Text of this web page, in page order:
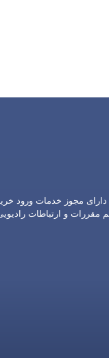
مجوز خدمات ورود
مقررات و ارتباطات